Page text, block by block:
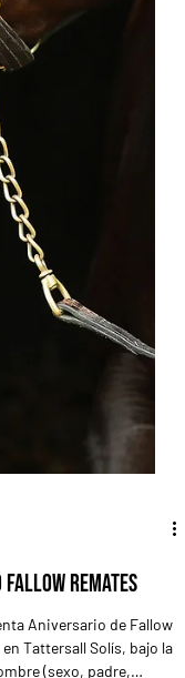
Fallow Remates
Aniversario de Fallow